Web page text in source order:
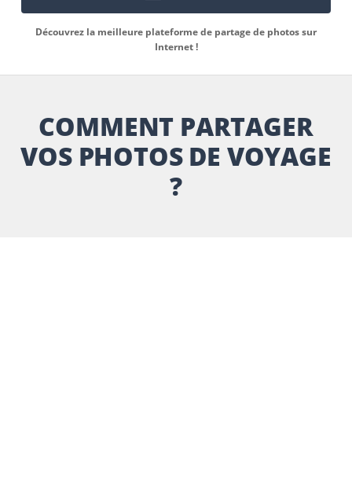
Découvrez la meilleure plateforme de partage de photos sur
Internet !
COMMENT PARTAGER
VOS PHOTOS DE VOYAGE
?